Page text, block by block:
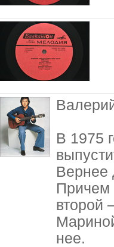
В 1975
Вернее
Причем
второй
нее.